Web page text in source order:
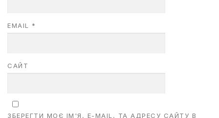
EMAIL *
САЙТ
ЗБЕРЕГТИ МОЄ ІМ'Я, E-MAIL, ТА АДРЕСУ САЙТУ В